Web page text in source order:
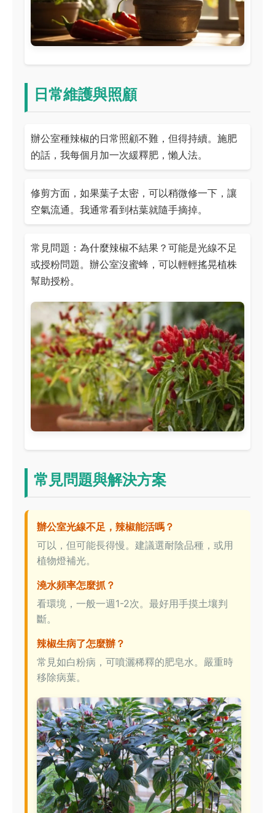
日常維護與照顧
辦公室種辣椒的日常照顧不難，但得持續。施肥
的話，我每個月加一次緩釋肥，懶人法。
修剪方面，如果葉子太密，可以稍微修一下，讓
空氣流通。我通常看到枯葉就隨手摘掉。
常見問題：為什麼辣椒不結果？可能是光線不足
或授粉問題。辦公室沒蜜蜂，可以輕輕搖晃植株
幫助授粉。
常見問題與解決方案
辦公室光線不足，辣椒能活嗎？
可以，但可能長得慢。建議選耐陰品種，或用
植物燈補光。
澆水頻率怎麼抓？
看環境，一般一週1-2次。最好用手摸土壤判
斷。
辣椒生病了怎麼辦？
常見如白粉病，可噴灑稀釋的肥皂水。嚴重時
移除病葉。